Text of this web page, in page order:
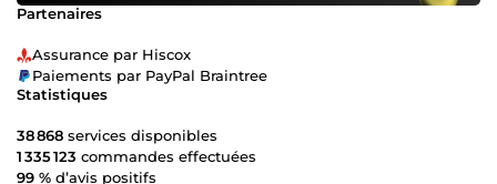
Partenaires
Assurance par Hiscox
Paiements par PayPal Braintree
Statistiques
38 868 services disponibles
1 335 123 commandes effectuées
99 % d’avis positifs